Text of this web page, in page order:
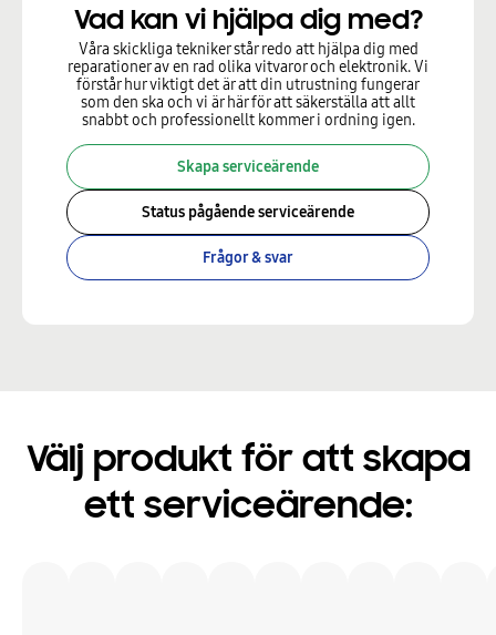
Vad kan vi hjälpa dig med?
Våra skickliga tekniker står redo att hjälpa dig med
reparationer av en rad olika vitvaror och elektronik. Vi
förstår hur viktigt det är att din utrustning fungerar
som den ska och vi är här för att säkerställa att allt
snabbt och professionellt kommer i ordning igen.
Skapa serviceärende
Status pågående serviceärende
Frågor & svar
Välj produkt för att skapa
ett serviceärende: